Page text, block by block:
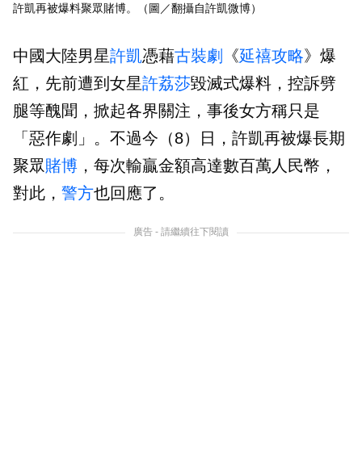
許凱再被爆料聚眾賭博。（圖／翻攝自許凱微博）
中國大陸男星許凱憑藉古裝劇 《延禧攻略》爆
紅，先前遭到女星許荔莎毀滅式爆料，控訴劈
腿等醜聞，掀起各界關注，事後女方稱只是
「惡作劇」。不過今（8）日，許凱再被爆長期
聚眾賭博 ，每次輸贏金額高達數百萬人民幣，
對此， 警方也回應了。
廣告 - 請繼續往下閱讀